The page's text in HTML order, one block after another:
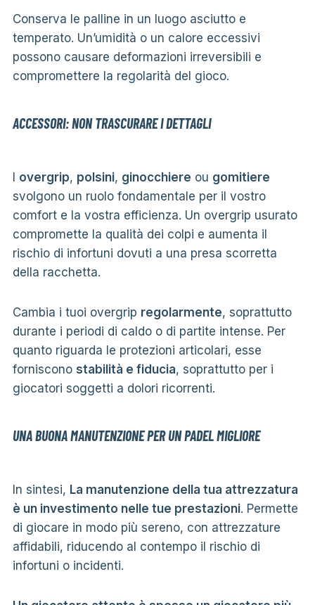
Conserva le palline in un luogo asciutto e
temperato. Un’umidità o un calore eccessivi
possono causare deformazioni irreversibili e
compromettere la regolarità del gioco.
ACCESSORI: NON TRASCURARE I DETTAGLI
I overgrip, polsini, ginocchiere ou gomitiere
svolgono un ruolo fondamentale per il vostro
comfort e la vostra efficienza. Un overgrip usurato
compromette la qualità dei colpi e aumenta il
rischio di infortuni dovuti a una presa scorretta
della racchetta.
Cambia i tuoi overgrip regolarmente, soprattutto
durante i periodi di caldo o di partite intense. Per
quanto riguarda le protezioni articolari, esse
forniscono stabilità e fiducia, soprattutto per i
giocatori soggetti a dolori ricorrenti.
UNA BUONA MANUTENZIONE PER UN PADEL MIGLIORE
In sintesi, La manutenzione della tua attrezzatura
è un investimento nelle tue prestazioni. Permette
di giocare in modo più sereno, con attrezzature
affidabili, riducendo al contempo il rischio di
infortuni o incidenti.